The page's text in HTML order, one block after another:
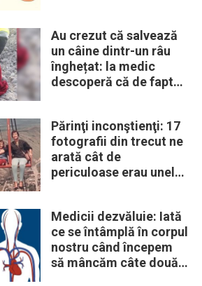
Au crezut că salvează
un câine dintr-un râu
înghețat: la medic
descoperă că de fapt
Părinţi inconştienţi: 17
fotografii din trecut ne
arată cât de
periculoase erau unele
Medicii dezvăluie: Iată
ce se întâmplă în corpul
nostru când începem
să mâncăm câte două